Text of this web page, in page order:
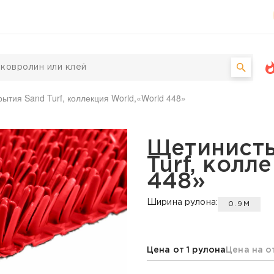
Sand Turf, коллекция World,«World 448»
Sand Turf, коллекция
Turf,
448»
Ширина рулона: 0.9М
Цена от 1 рулона Цена на